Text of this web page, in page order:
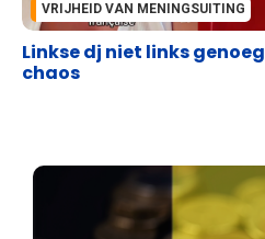
VRIJHEID VAN MENINGSUITING
Linkse dj niet links
chaos